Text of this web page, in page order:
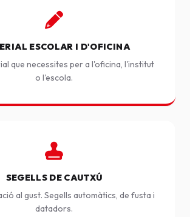
ESCOLAR I D'OFICINA
que necessites per a l'oficina, l'institut
o l'escola.
SEGELLS DE CAUTXÚ
al gust. Segells automàtics, de fusta i
datadors.